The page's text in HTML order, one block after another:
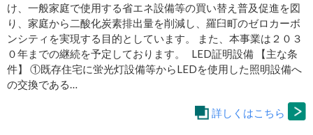
け、一般家庭で使用する省エネ設備等の買い替え普及促進を図
り、家庭から二酸化炭素排出量を削減し、羅臼町のゼロカーボ
ンシティを実現する目的としています。 また、本事業は２０３
０年までの継続を予定しております。 LED証明設備 【主な条
件】 ①既存住宅に蛍光灯設備等からLEDを使用した照明設備へ
の交換である…
詳しくはこちら